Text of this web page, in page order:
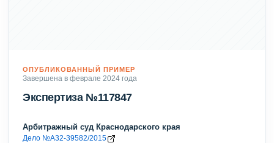
ОПУБЛИКОВАННЫЙ ПРИМЕР
Завершена в феврале 2024 года
Экспертиза №117847
Арбитражный суд Краснодарского края
Дело №А32-39582/2015